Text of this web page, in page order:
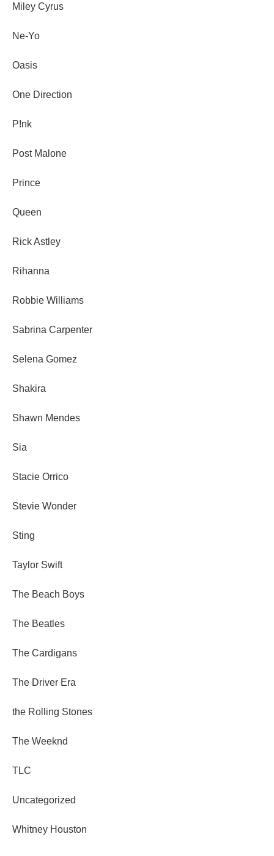
Miley Cyrus
Ne-Yo
Oasis
One Direction
P!nk
Post Malone
Prince
Queen
Rick Astley
Rihanna
Robbie Williams
Sabrina Carpenter
Selena Gomez
Shakira
Shawn Mendes
Sia
Stacie Orrico
Stevie Wonder
Sting
Taylor Swift
The Beach Boys
The Beatles
The Cardigans
The Driver Era
the Rolling Stones
The Weeknd
TLC
Uncategorized
Whitney Houston